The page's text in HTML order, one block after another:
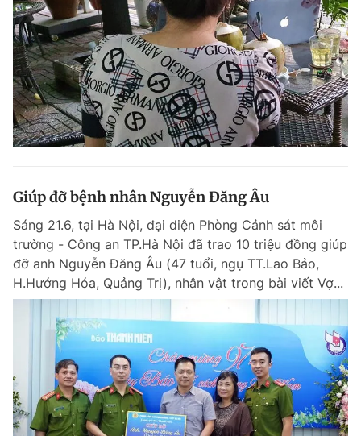
Giúp đỡ bệnh nhân Nguyễn Đăng Âu
Sáng 21.6, tại Hà Nội, đại diện Phòng Cảnh sát môi
trường - Công an TP.Hà Nội đã trao 10 triệu đồng giúp
đỡ anh Nguyễn Đăng Âu (47 tuổi, ngụ TT.Lao Bảo,
H.Hướng Hóa, Quảng Trị), nhân vật trong bài viết Vợ...